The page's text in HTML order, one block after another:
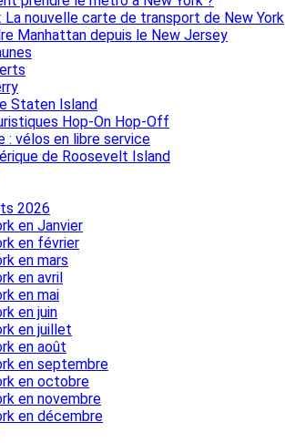
La nouvelle carte de transport de New York
Manhattan depuis le New Jersey
Staten Island
Hop-On Hop-Off
: vélos en libre service
de Roosevelt Island
2026
en Janvier
en février
en mars
en avril
en mai
en juin
en juillet
en août
en septembre
en octobre
en novembre
en décembre